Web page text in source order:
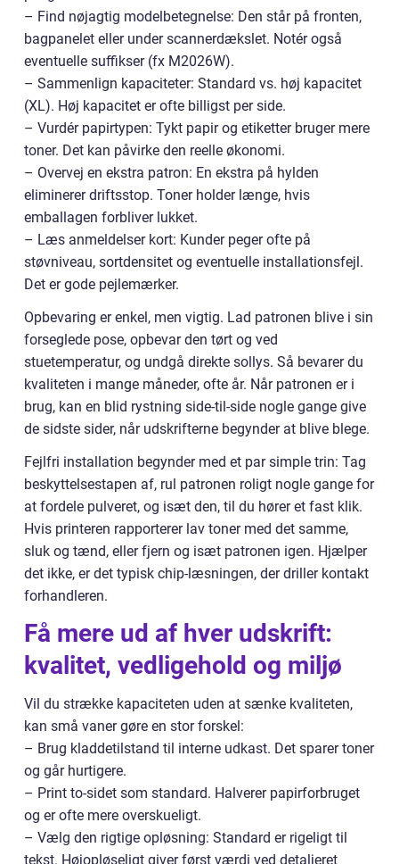
– Find nøjagtig modelbetegnelse: Den står på fronten,
bagpanelet eller under scannerdækslet. Notér også
eventuelle suffikser (fx M2026W).
– Sammenlign kapaciteter: Standard vs. høj kapacitet
(XL). Høj kapacitet er ofte billigst per side.
– Vurdér papirtypen: Tykt papir og etiketter bruger mere
toner. Det kan påvirke den reelle økonomi.
– Overvej en ekstra patron: En ekstra på hylden
eliminerer driftsstop. Toner holder længe, hvis
emballagen forbliver lukket.
– Læs anmeldelser kort: Kunder peger ofte på
støvniveau, sortdensitet og eventuelle installationsfejl.
Det er gode pejlemærker.
Opbevaring er enkel, men vigtig. Lad patronen blive i sin
forseglede pose, opbevar den tørt og ved
stuetemperatur, og undgå direkte sollys. Så bevarer du
kvaliteten i mange måneder, ofte år. Når patronen er i
brug, kan en blid rystning side-til-side nogle gange give
de sidste sider, når udskrifterne begynder at blive blege.
Fejlfri installation begynder med et par simple trin: Tag
beskyttelsestapen af, rul patronen roligt nogle gange for
at fordele pulveret, og isæt den, til du hører et fast klik.
Hvis printeren rapporterer lav toner med det samme,
sluk og tænd, eller fjern og isæt patronen igen. Hjælper
det ikke, er det typisk chip-læsningen, der driller kontakt
forhandleren.
Få mere ud af hver udskrift:
kvalitet, vedligehold og miljø
Vil du strække kapaciteten uden at sænke kvaliteten,
kan små vaner gøre en stor forskel:
– Brug kladdetilstand til interne udkast. Det sparer toner
og går hurtigere.
– Print to-sidet som standard. Halverer papirforbruget
og er ofte mere overskueligt.
– Vælg den rigtige opløsning: Standard er rigeligt til
tekst. Højopløseligt giver først værdi ved detaljeret